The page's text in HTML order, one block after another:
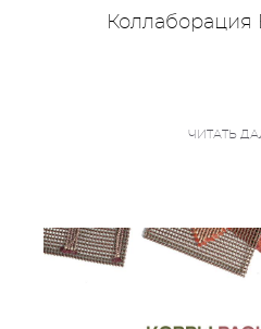
Коллаборация
ЧИТАТЬ